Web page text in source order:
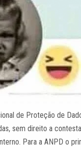
de Proteção de
sem direito a
Para a ANPD o